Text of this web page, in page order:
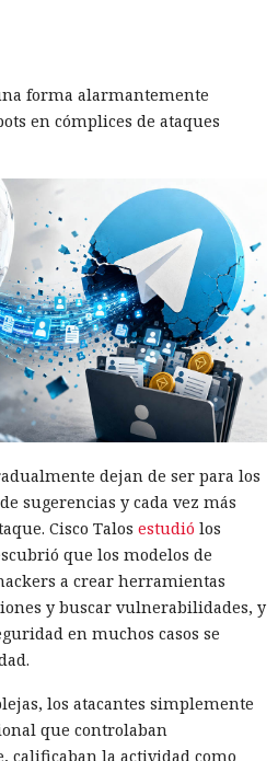
forma alarmantemente
en cómplices de ataques
dejan de ser para los
sugerencias y cada vez más
Cisco Talos estudió los
que los modelos de
a crear herramientas
y buscar vulnerabilidades, y
en muchos casos se
los atacantes simplemente
que controlaban
la actividad como